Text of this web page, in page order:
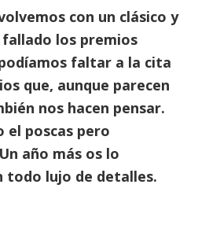
con un clásico y
fallado los premios
faltar a la cita
que, aunque parecen
nos hacen pensar.
el poscas pero
año más os lo
todo lujo de detalles.